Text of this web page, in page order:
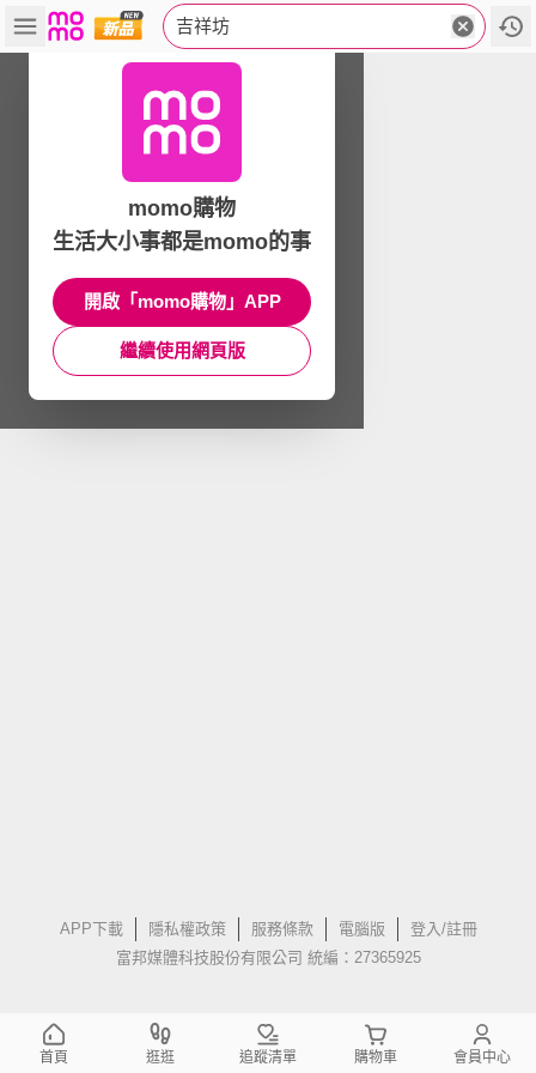
吉祥坊
APP下載 隱私權政策 服務條款 電腦版
登入/註冊
富邦媒體科技股份有限公司 統編：27365925
momo購物
生活大小事都是momo的事
開啟「momo購物」APP
繼續使用網頁版
首頁 逛逛 追蹤清單 購物車 會員中心